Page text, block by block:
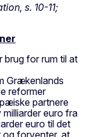
s. 10-11;
brug for rum til at
Grækenlands
reformer
partnere
euro fra
euro til det
forventer, at